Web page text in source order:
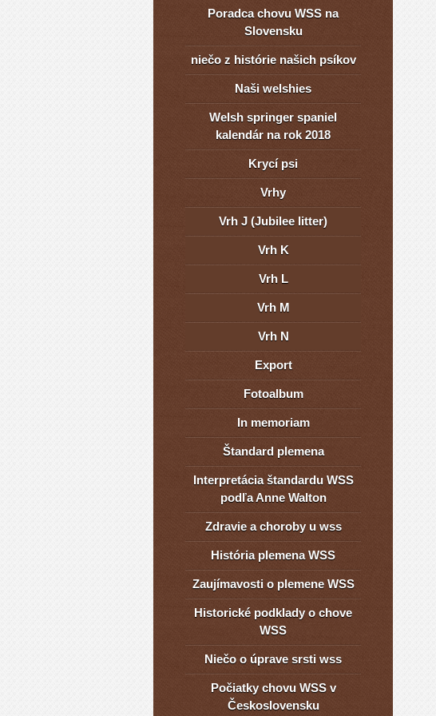
Poradca chovu WSS na
Slovensku
niečo z histórie našich psíkov
Naši welshies
Welsh springer spaniel
kalendár na rok 2018
Krycí psi
Vrhy
Vrh J (Jubilee litter)
Vrh K
Vrh L
Vrh M
Vrh N
Export
Fotoalbum
In memoriam
Štandard plemena
Interpretácia štandardu WSS
podľa Anne Walton
Zdravie a choroby u wss
História plemena WSS
Zaujímavosti o plemene WSS
Historické podklady o chove
WSS
Niečo o úprave srsti wss
Počiatky chovu WSS v
Československu